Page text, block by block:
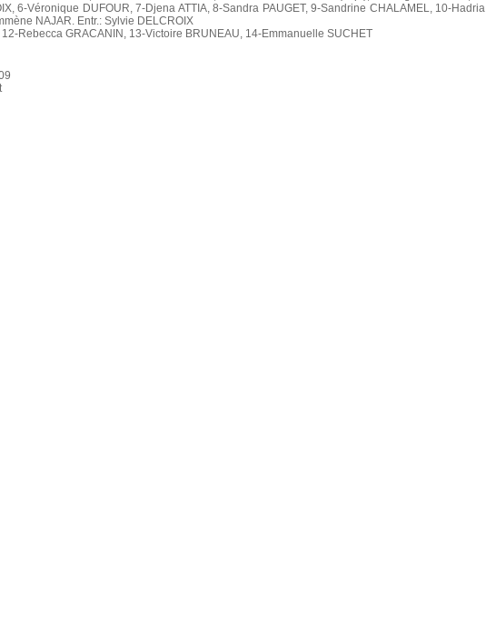
6-Véronique DUFOUR, 7-Djena ATTIA, 8-Sandra PAUGET, 9-Sandrine CHALAMEL, 10-Hadria
NAJAR. Entr.: Sylvie DELCROIX
12-Rebecca GRACANIN, 13-Victoire BRUNEAU, 14-Emmanuelle SUCHET